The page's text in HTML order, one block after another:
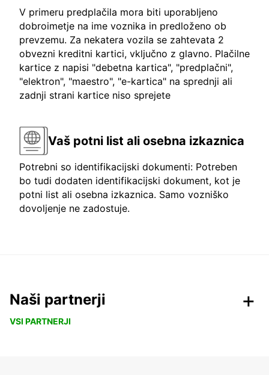
V primeru predplačila mora biti uporabljeno
dobroimetje na ime voznika in predloženo ob
prevzemu. Za nekatera vozila se zahtevata 2
obvezni kreditni kartici, vključno z glavno. Plačilne
kartice z napisi "debetna kartica", "predplačni",
"elektron", "maestro", "e-kartica" na sprednji ali
zadnji strani kartice niso sprejete
Vaš potni list ali osebna izkaznica
Potrebni so identifikacijski dokumenti: Potreben
bo tudi dodaten identifikacijski dokument, kot je
potni list ali osebna izkaznica. Samo vozniško
dovoljenje ne zadostuje.
Naši partnerji
VSI PARTNERJI